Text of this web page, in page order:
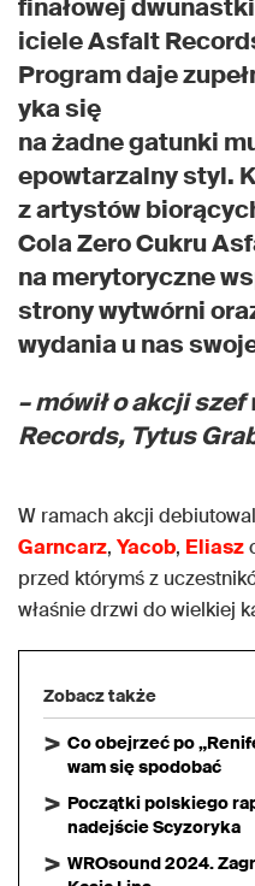
finałowej
iciele Asfalt
Program daje
yka się
na żadne gatunki
epowtarzalny styl.
z artystów
Cola Zero Cukru
na merytoryczne
strony wytwórni
wydania u nas
– mówił o akcji
Records, Tytus
W ramach akcji
Garncarz, Yacob, Eliasz
przed którymś z
właśnie drzwi do wielkiej
Zobacz także
Co obejrzeć po
wam się spodobać
Początki polskiego
nadejście Scyzoryka
WROsound 2024.